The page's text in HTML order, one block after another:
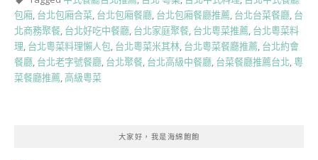
包廂, 台北包廂合菜, 台北包廂餐廳, 台北包廂餐廳推薦, 台北台菜餐廳, 台
北商務聚餐, 台北好吃中餐廳, 台北家庭聚餐, 台北粵菜推薦, 台北粵菜料
理, 台北粵菜料理懶人包, 台北粵菜米其林, 台北粵菜餐廳推薦, 台北約會
餐廳, 台北老字號餐廳, 台北聚餐, 台北高級中餐廳, 台菜餐廳推薦台北,粵
菜餐廳推薦,高級粵菜
大家好，我是海綿飽飽